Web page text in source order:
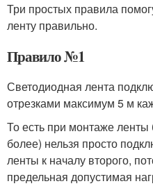
Три простых правила
ленту правильно.
Правило №1
Светодиодная лента
отрезками максимум 5 м
То есть при монтаже
более) нельзя просто
ленты к началу второго,
предельная допустимая